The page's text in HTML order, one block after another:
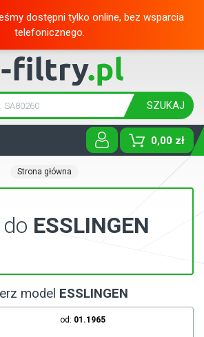
dostępni tylko online, bez wsparcia
telefonicznego.
SZUKAJ
0,00 zł
Strona główna
ESSLINGEN
model ESSLINGEN
od: 01.1965